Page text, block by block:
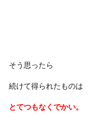
そう思ったら
続けて得られたものは
とてつもなくでかい。